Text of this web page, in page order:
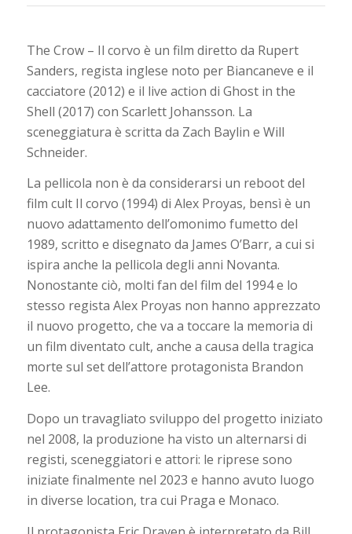
The Crow – Il corvo è un film diretto da Rupert
Sanders, regista inglese noto per Biancaneve e il
cacciatore (2012) e il live action di Ghost in the
Shell (2017) con Scarlett Johansson. La
sceneggiatura è scritta da Zach Baylin e Will
Schneider.
La pellicola non è da considerarsi un reboot del
film cult Il corvo (1994) di Alex Proyas, bensì è un
nuovo adattamento dell’omonimo fumetto del
1989, scritto e disegnato da James O’Barr, a cui si
ispira anche la pellicola degli anni Novanta.
Nonostante ciò, molti fan del film del 1994 e lo
stesso regista Alex Proyas non hanno apprezzato
il nuovo progetto, che va a toccare la memoria di
un film diventato cult, anche a causa della tragica
morte sul set dell’attore protagonista Brandon
Lee.
Dopo un travagliato sviluppo del progetto iniziato
nel 2008, la produzione ha visto un alternarsi di
registi, sceneggiatori e attori: le riprese sono
iniziate finalmente nel 2023 e hanno avuto luogo
in diverse location, tra cui Praga e Monaco.